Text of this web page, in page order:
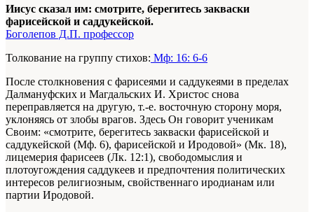
Иисус сказал им: смотрите, берегитесь закваски
фарисейской и саддукейской.
Боголепов Д.П. профессор
Толкование на группу стихов: Мф: 16: 6-6
После столкновения с фарисеями и саддукеями в пределах
Далмануфских и Магдальских И. Христос снова
переправляется на другую, т.-е. восточную сторону моря,
уклоняясь от злобы врагов. Здесь Он говорит ученикам
Своим: «смотрите, берегитесь закваски фарисейской и
саддукейской (Мф. 6), фарисейской и Иродовой» (Мк. 18),
лицемерия фарисеев (Лк. 12:1), свободомыслия и
плотоугождения саддукеев и предпочтения политических
интересов религиозным, свойственнаго иродианам или
партии Иродовой.